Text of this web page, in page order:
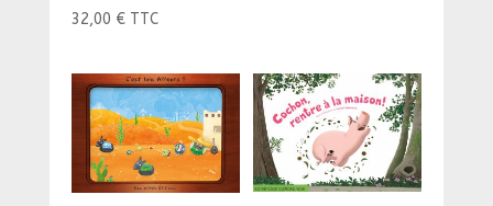
32,00 € TTC